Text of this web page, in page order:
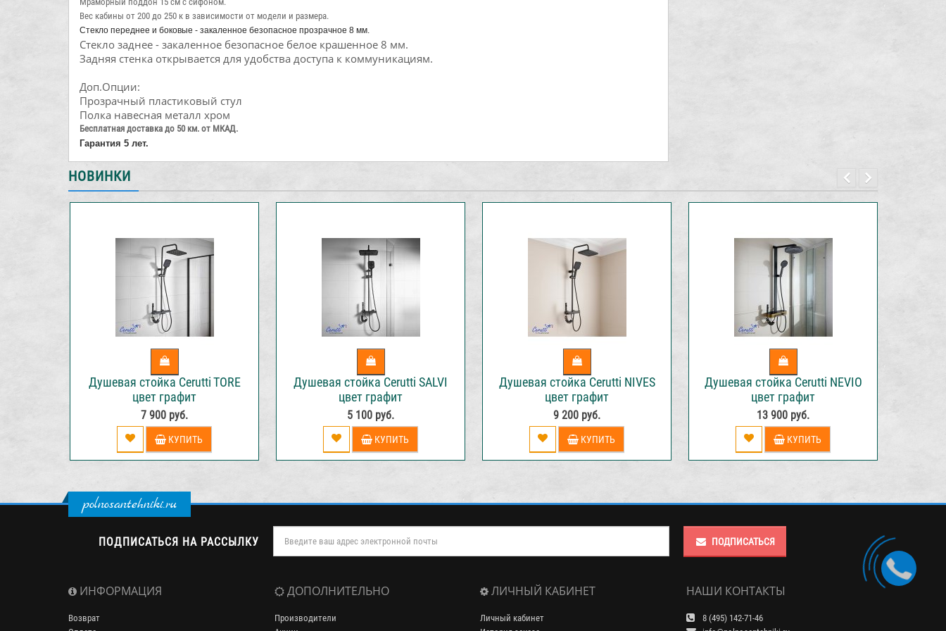
Вес кабины от 200 до 250 к в зависимости от модели и размера.
Стекло переднее и боковые - закаленное безопасное прозрачное 8 мм.
Стекло заднее - закаленное безопасное белое крашенное 8 мм.
Задняя стенка открывается для удобства доступа к коммуникациям.
Доп.Опции:
Прозрачный пластиковый стул
Полка навесная металл хром
Бесплатная доставка до 50 км. от МКАД.
​Гарантия 5 лет.
НОВИНКИ
Душевая стойка Cerutti TORE
цвет графит
7 900 руб.
КУПИТЬ
Душевая стойка Cerutti SALVI
цвет графит
5 100 руб.
КУПИТЬ
Душевая стойка Cerutti NIVES
цвет графит
9 200 руб.
КУПИТЬ
Душевая стойка Cerutti NEVIO
цвет графит
13 900 руб.
КУПИТЬ
polnosantehniki.ru
ПОДПИСАТЬСЯ НА РАССЫЛКУ ПОДПИСАТЬСЯ
ИНФОРМАЦИЯ
Возврат
ДОПОЛНИТЕЛЬНО
Производители
ЛИЧНЫЙ КАБИНЕТ
Личный кабинет
НАШИ КОНТАКТЫ
8 (495) 142-71-46